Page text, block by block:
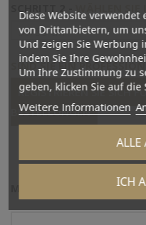
SCHRITT 2 - WÄHLEN SIE
SIND SIE EIN
REGISTRIEREN SIE SICH
BESTELLUNGEN
Diese Website verwendet
von Drittanbietern, um
Und zeigen Sie Werbung
indem Sie Ihre
Um Ihre Zustimmung zu
geben, klicken Sie auf
Weitere Informationen
ALLE
ICH